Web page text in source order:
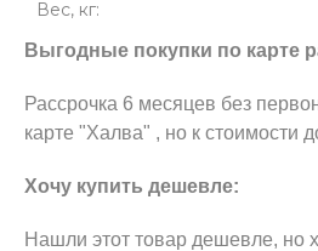
Вес, кг:
Выгодные покупки по карте
Рассрочка 6 месяцев без
карте "Халва" , но к стоимости
Хочу купить дешевле:
Нашли этот товар дешевле, но